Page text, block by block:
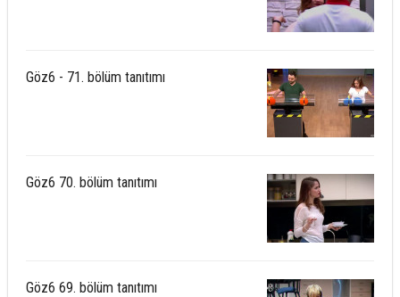
Göz6 - 71. bölüm tanıtımı
Göz6 70. bölüm tanıtımı
Göz6 69. bölüm tanıtımı